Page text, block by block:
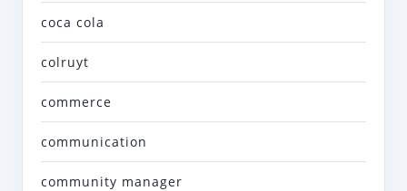
coca cola
colruyt
commerce
communication
community manager